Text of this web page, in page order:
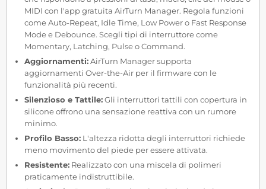
MIDI con l'app gratuita AirTurn Manager. Regola funzioni
come Auto-Repeat, Idle Time, Low Power o Fast Response
Mode e Debounce. Scegli tipi di interruttore come
Momentary, Latching, Pulse o Command.
Aggiornamenti:AirTurn Manager supporta
aggiornamenti Over-the-Air per il firmware con le
funzionalità più recenti.
Silenzioso e Tattile:Gli interruttori tattili con copertura in
silicone offrono una sensazione reattiva con un rumore
minimo.
Profilo Basso: L'altezza ridotta degli interruttori richiede
meno movimento del piede per essere attivata.
Resistente: Realizzato con una miscela di polimeri
praticamente indistruttibile.